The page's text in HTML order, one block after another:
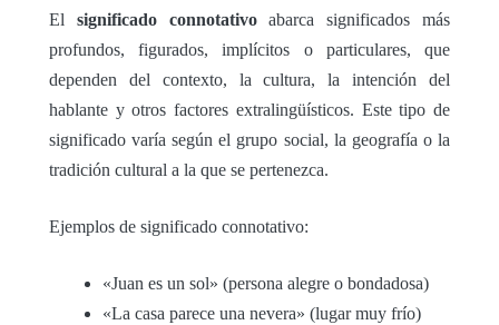
El significado connotativoabarca significados más
profundos, figurados, implícitos o particulares, que
dependen del contexto, la cultura, la intención del
hablante y otros factores extralingüísticos. Este tipo de
significado varía según el grupo social, la geografía o la
tradición cultural a la que se pertenezca.
Ejemplos de significado connotativo:
«Juan es un sol» (persona alegre o bondadosa)
«La casa parece una nevera» (lugar muy frío)